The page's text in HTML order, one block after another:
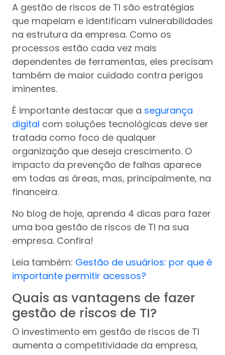
A gestão de riscos de TI são estratégias
que mapeiam e identificam vulnerabilidades
na estrutura da empresa. Como os
processos estão cada vez mais
dependentes de ferramentas, eles precisam
também de maior cuidado contra perigos
iminentes.
É importante destacar que a segurança
digital com soluções tecnológicas deve ser
tratada como foco de qualquer
organização que deseja crescimento. O
impacto da prevenção de falhas aparece
em todas as áreas, mas, principalmente, na
financeira.
No blog de hoje, aprenda 4 dicas para fazer
uma boa gestão de riscos de TI na sua
empresa. Confira!
Leia também: Gestão de usuários: por que é
importante permitir acessos?
Quais as vantagens de fazer
gestão de riscos de TI?
O investimento em gestão de riscos de TI
aumenta a competitividade da empresa,